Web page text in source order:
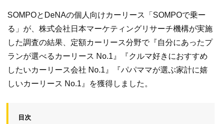
SOMPOとDeNAの個人向けカーリース「SOMPOで乗ー
る」が、株式会社日本マーケティングリサーチ機構が実施
した調査の結果、定額カーリース分野で『自分にあったプ
ランが選べるカーリース No.1』『クルマ好きにおすすめ
したいカーリース会社 No.1』『パパママが選ぶ家計に嬉
しいカーリース No.1』を獲得しました。
目次